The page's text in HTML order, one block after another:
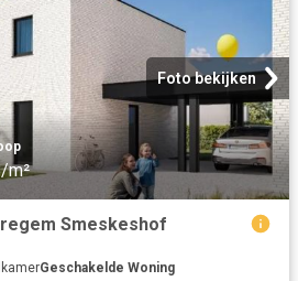
Foto bekijken
m²
Smeskeshof
Geschakelde Woning